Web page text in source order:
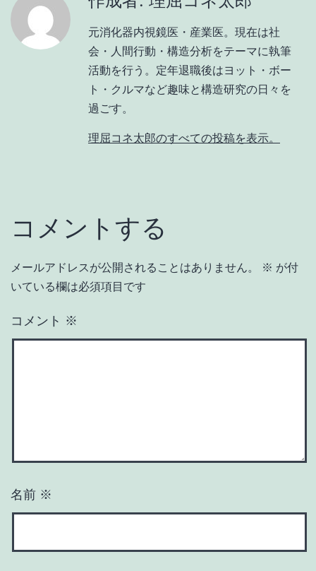
元消化器内視鏡医・産業医。現在は社
会・人間行動・構造分析をテーマに執筆
活動を行う。定年退職後はヨット・ボー
ト・クルマなど趣味と構造研究の日々を
過ごす。
理屈コネ太郎のすべての投稿を表示。
コメントする
メールアドレスが公開されることはありません。 ※ が付
いている欄は必須項目です
コメント ※
名前 ※